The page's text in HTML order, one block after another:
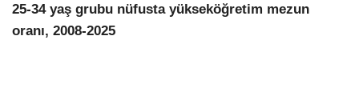
25-34 yaş grubu nüfusta yükseköğretim mezun
oranı, 2008-2025